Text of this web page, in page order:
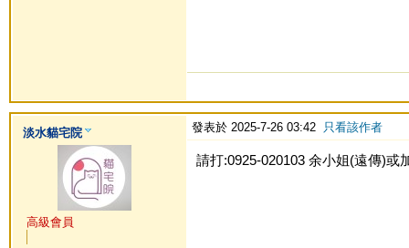
淡水貓宅院
高級會員
發表於 2025-7-26 03:42 只看該作者
請打:0925-020103 余小姐(遠傳)或